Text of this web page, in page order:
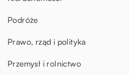
Podróże
Prawo, rząd i polityka
Przemysł i rolnictwo